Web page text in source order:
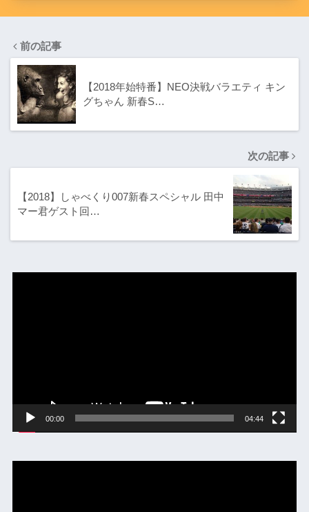
前の記事
【2018年始特番】NEO決戦バラエティ キン
グちゃん 新春S…
次の記事
【2018】しゃべくり007新春スペシャル 田中
マー君ゲスト回…
ー
00:00 04:44